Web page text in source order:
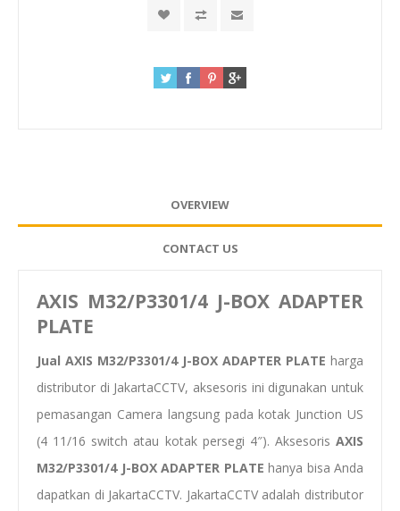
OVERVIEW
CONTACT US
AXIS M32/P3301/4 J-BOX ADAPTER
PLATE
Jual AXIS M32/P3301/4 J-BOX ADAPTER PLATE harga
distributor di JakartaCCTV, aksesoris ini digunakan untuk
pemasangan Camera langsung pada kotak Junction US
(4 11/16 switch atau kotak persegi 4″). Aksesoris AXIS
M32/P3301/4 J-BOX ADAPTER PLATE hanya bisa Anda
dapatkan di JakartaCCTV. JakartaCCTV adalah distributor